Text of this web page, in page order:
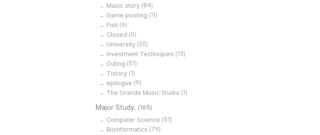
Music story (84)
Game posting (11)
Fish (6)
Closed (0)
University (20)
Investment Techniques (13)
Outing (51)
Tistory (1)
epilogue (9)
The Grande Music Studio (1)
Major Study. (165)
Computer Science (51)
Bioinformatics (79)